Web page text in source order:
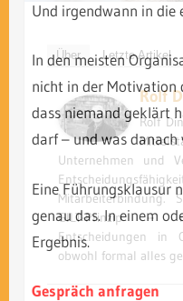
Über Letzte Artikel
Rolf
Rolf
Unternehmen und
Mitarbeiterbindung.
GILT-Prinzip –
Entscheidungen in
obwohl formal alles
Und irgendwann in die
In den meisten
nicht in der Motivation
dass niemand geklärt
darf – und was
Eine Führungsklausur
genau das. In einem
Ergebnis.
Gespräch anfragen